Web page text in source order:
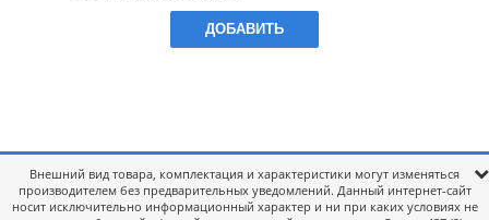
Внешний вид товара, комплектация и характеристики могут изменяться
производителем без предварительных уведомлений. Данный интернет-сайт
носит исключительно информационный характер и ни при каких условиях не